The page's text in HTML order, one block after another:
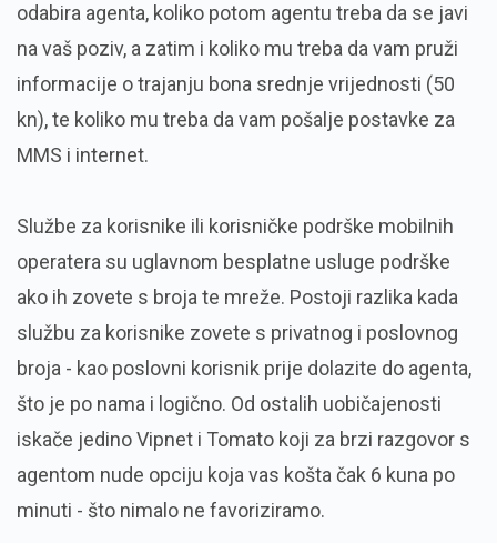
odabira agenta, koliko potom agentu treba da se javi
na vaš poziv, a zatim i koliko mu treba da vam pruži
informacije o trajanju bona srednje vrijednosti (50
kn), te koliko mu treba da vam pošalje postavke za
MMS i internet.
Službe za korisnike ili korisničke podrške mobilnih
operatera su uglavnom besplatne usluge podrške
ako ih zovete s broja te mreže. Postoji razlika kada
službu za korisnike zovete s privatnog i poslovnog
broja - kao poslovni korisnik prije dolazite do agenta,
što je po nama i logično. Od ostalih uobičajenosti
iskače jedino Vipnet i Tomato koji za brzi razgovor s
agentom nude opciju koja vas košta čak 6 kuna po
minuti - što nimalo ne favoriziramo.